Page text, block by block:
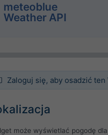
meteoblue
Weather API
Zaloguj się, aby osadzić ten
może wyświetlać pogodę